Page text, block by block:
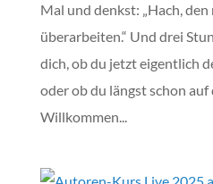
Mal und denkst: „Hach,
überarbeiten.“ Und drei
dich, ob du jetzt eigentlich
oder ob du längst schon
Willkommen...